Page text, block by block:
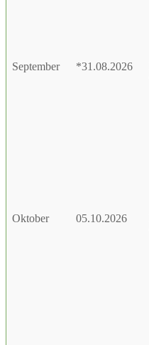
September
*31.08.2026
Oktober
05.10.2026